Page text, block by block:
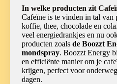
In welke producten zit
Cafeïne is te vinden in tal van
koffie, thee, chocolade en
veel energiedrankjes en nu
producten zoals de Boozzt
mondspray. Boozzt Energy
en efficiënte manier om je
krijgen, perfect voor
dagen.